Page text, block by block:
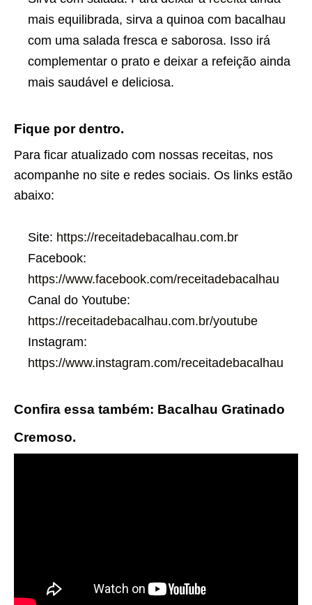
mais equilibrada, sirva a quinoa com bacalhau
com uma salada fresca e saborosa. Isso irá
complementar o prato e deixar a refeição ainda
mais saudável e deliciosa.
Fique por dentro.
Para ficar atualizado com nossas receitas, nos
acompanhe no site e redes sociais. Os links estão
abaixo:
Site: https://receitadebacalhau.com.br
Facebook:
https://www.facebook.com/receitadebacalhau
Canal do Youtube:
https://receitadebacalhau.com.br/youtube
Instagram:
https://www.instagram.com/receitadebacalhau
Confira essa também: Bacalhau Gratinado
Cremoso.